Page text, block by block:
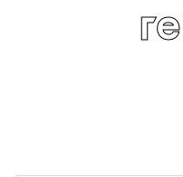
re